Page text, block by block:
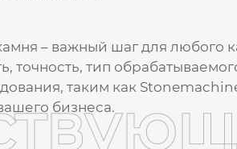
– важный шаг для любого
точность, тип
таким как
бизнеса.